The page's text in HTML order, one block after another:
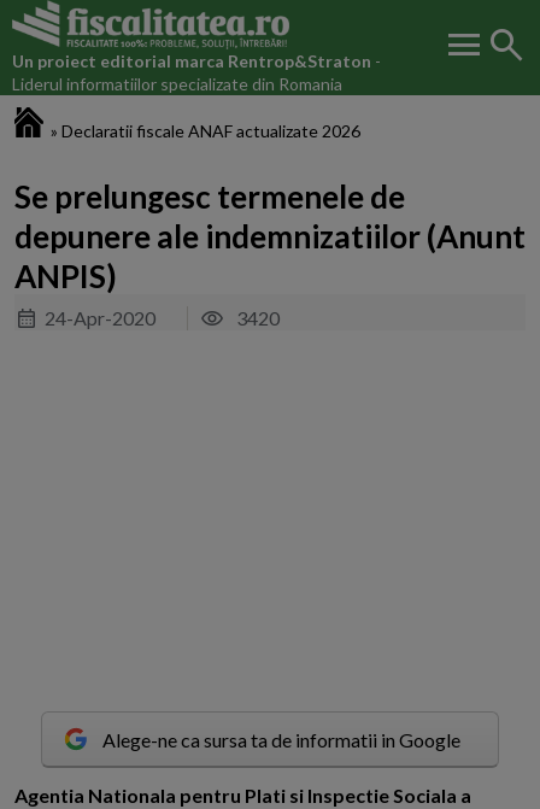
Un proiect editorial marca Rentrop&Straton -
Liderul informatiilor specializate din Romania
menu search
» Declaratii fiscale ANAF actualizate 2026
Se prelungesc termenele de
depunere ale indemnizatiilor (Anunt
ANPIS)
24-Apr-2020 3420
Alege-ne ca sursa ta de informatii in Google
Agentia Nationala pentru Plati si Inspectie Sociala a